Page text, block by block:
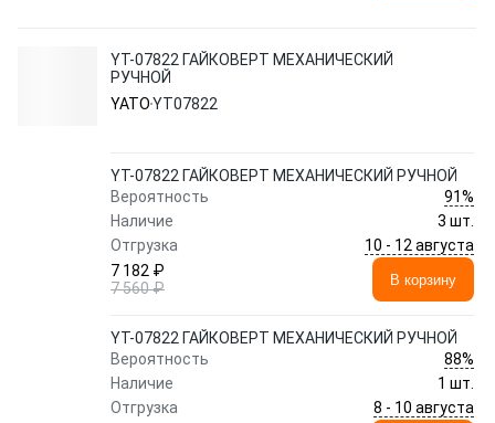
YT-07822 ГАЙКОВЕРТ МЕХАНИЧЕСКИЙ
РУЧНОЙ
YATOYT07822
YT-07822 ГАЙКОВЕРТ МЕХАНИЧЕСКИЙ РУЧНОЙ
Вероятность
91%
Наличие
3 шт.
Отгрузка
10 - 12 августа
7 182 ₽
7 560 ₽
В корзину
YT-07822 ГАЙКОВЕРТ МЕХАНИЧЕСКИЙ РУЧНОЙ
Вероятность
88%
Наличие
1 шт.
Отгрузка
8 - 10 августа